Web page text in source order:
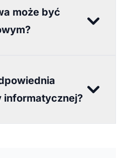
może być
informatycznej?